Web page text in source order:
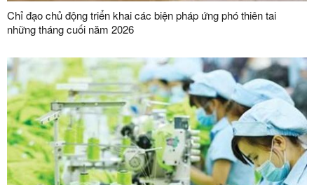
Chỉ đạo chủ động triển khai các biện pháp ứng phó thiên tai
những tháng cuối năm 2026